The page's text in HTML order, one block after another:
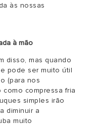
às nossas
à mão
disso, mas quando
pode ser muito útil
(para nos
como compressa fria
simples irão
diminuir a
muito